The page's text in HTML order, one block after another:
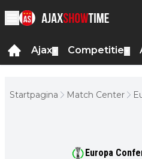
Ajax Competitie
Startpagina Match Center
Europa